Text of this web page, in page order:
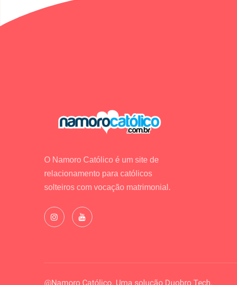
O Namoro Católico é um site de
relacionamento para católicos
solteiros com vocação matrimonial.
@Namoro Católico. Uma solução Duobro Tech.